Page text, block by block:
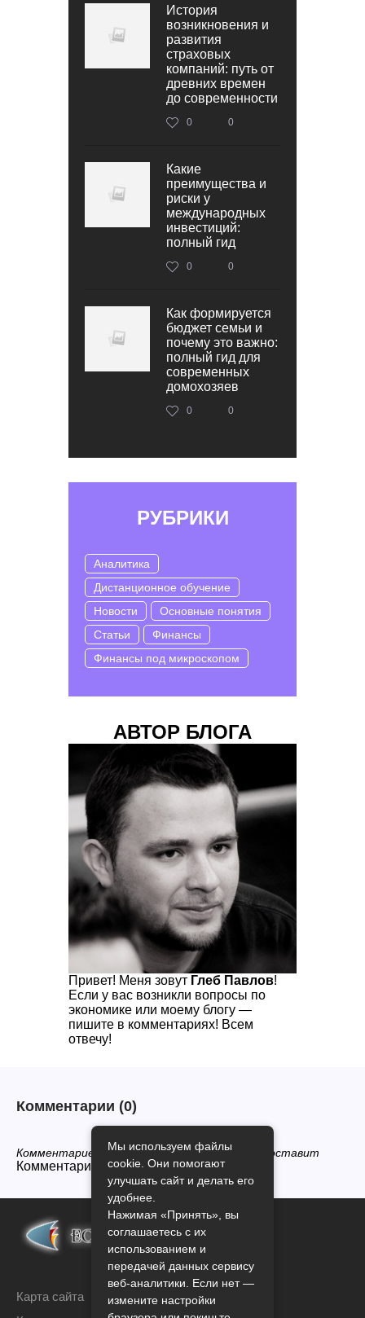
История
возникновения и
развития
страховых
компаний: путь от
древних времен
до современности
0 0
Какие
преимущества и
риски у
международных
инвестиций:
полный гид
0 0
Как формируется
бюджет семьи и
почему это важно:
полный гид для
современных
домохозяев
0 0
РУБРИКИ
Аналитика
Дистанционное обучение
Новости
Основные понятия
Статьи
Финансы
Финансы под микроскопом
АВТОР БЛОГА
Привет! Меня зовут Глеб Павлов!
Если у вас возникли вопросы по
экономике или моему блогу —
пишите в комментариях! Всем
отвечу!
Комментарии (0)
Комментариев нет, будьте первым кто его оставит
Комментарии закрыты.
Карта сайта
Мы используем файлы
cookie. Они помогают
улучшать сайт и делать его
удобнее.
Нажимая «Принять», вы
соглашаетесь с их
использованием и
передачей данных сервису
веб-аналитики. Если нет —
измените настройки